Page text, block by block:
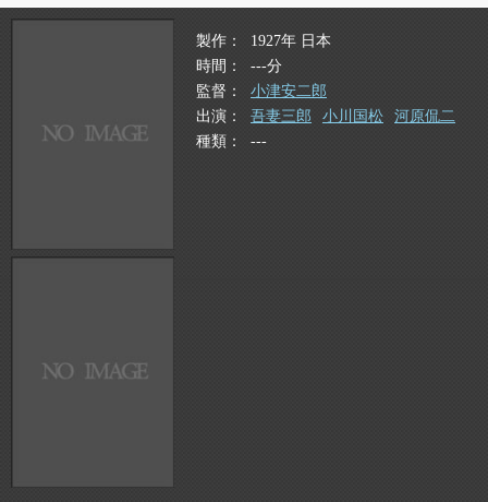
製作
1927年 日本
時間
---分
監督
小津安二郎
出演
吾妻三郎 小川国松
河原侃二
種類
---